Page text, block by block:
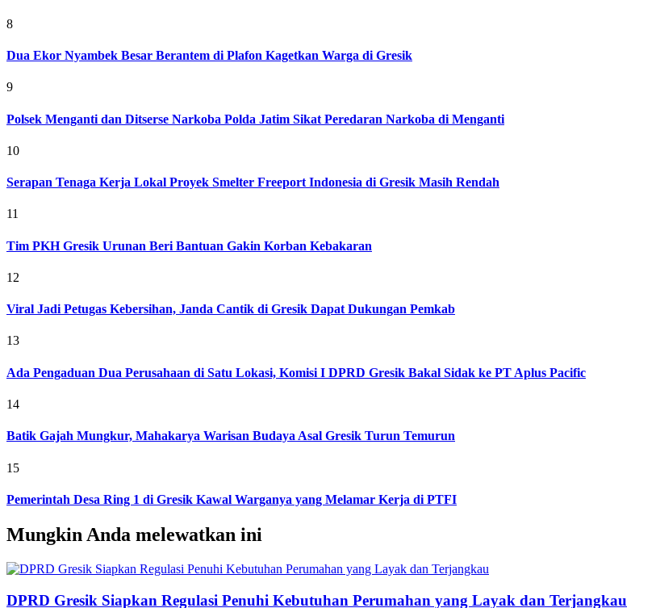
8
Dua Ekor Nyambek Besar Berantem di Plafon Kagetkan Warga di Gresik
9
Polsek Menganti dan Ditserse Narkoba Polda Jatim Sikat Peredaran Narkoba di Menganti
10
Serapan Tenaga Kerja Lokal Proyek Smelter Freeport Indonesia di Gresik Masih Rendah
11
Tim PKH Gresik Urunan Beri Bantuan Gakin Korban Kebakaran
12
Viral Jadi Petugas Kebersihan, Janda Cantik di Gresik Dapat Dukungan Pemkab
13
Ada Pengaduan Dua Perusahaan di Satu Lokasi, Komisi I DPRD Gresik Bakal Sidak ke PT Aplus Pacific
14
Batik Gajah Mungkur, Mahakarya Warisan Budaya Asal Gresik Turun Temurun
15
Pemerintah Desa Ring 1 di Gresik Kawal Warganya yang Melamar Kerja di PTFI
Mungkin Anda melewatkan ini
DPRD Gresik Siapkan Regulasi Penuhi Kebutuhan Perumahan yang Layak dan Terjangkau